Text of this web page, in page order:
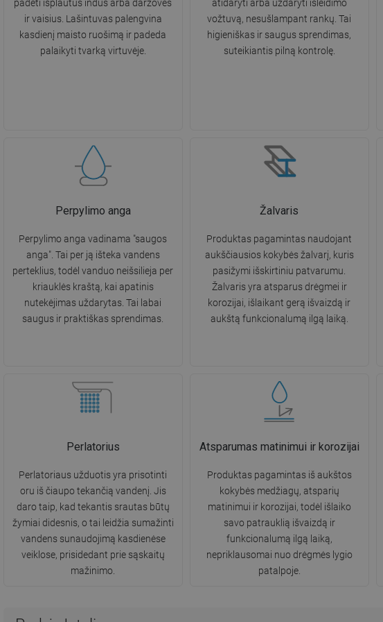
padėti išplautus indus arba daržoves
ir vaisius. Lašintuvas palengvina
kasdienį maisto ruošimą ir padeda
palaikyti tvarką virtuvėje.
atidaryti arba uždaryti išleidimo
vožtuvą, nesušlampant rankų. Tai
higieniškas ir saugus sprendimas,
suteikiantis pilną kontrolę.
Perpylimo anga
Perpylimo anga vadinama "saugos
anga". Tai per ją išteka vandens
perteklius, todėl vanduo neišsilieja per
kriauklės kraštą, kai apatinis
nutekėjimas uždarytas. Tai labai
saugus ir praktiškas sprendimas.
Žalvaris
Produktas pagamintas naudojant
aukščiausios kokybės žalvarį, kuris
pasižymi išskirtiniu patvarumu.
Žalvaris yra atsparus drėgmei ir
korozijai, išlaikant gerą išvaizdą ir
aukštą funkcionalumą ilgą laiką.
Perlatorius
Perlatoriaus užduotis yra prisotinti
oru iš čiaupo tekančią vandenį. Jis
daro taip, kad tekantis srautas būtų
žymiai didesnis, o tai leidžia sumažinti
vandens sunaudojimą kasdienėse
veiklose, prisidedant prie sąskaitų
mažinimo.
Atsparumas matinimui ir korozijai
Produktas pagamintas iš aukštos
kokybės medžiagų, atsparių
matinimui ir korozijai, todėl išlaiko
savo patrauklią išvaizdą ir
funkcionalumą ilgą laiką,
nepriklausomai nuo drėgmės lygio
patalpoje.